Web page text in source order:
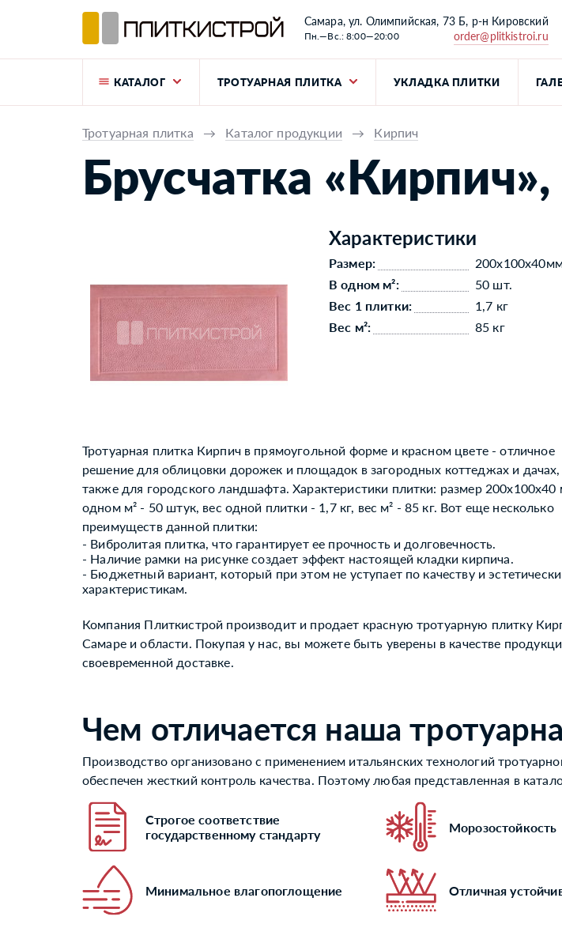
Самара, ул. Олимпийская, 73 Б, р-н Кировский
Пн.—Вс.: 8:00—20:00 order@plitkistroi.ru
КАТАЛОГ ТРОТУАРНАЯ ПЛИТКА УКЛАДКА ПЛИТКИ
Тротуарная плитка → Каталог продукции → Кирпич
Брусчатка
Характеристики
Размер:
В одном м²:
50 шт.
Вес 1 плитки:
1,7 кг
Вес м²:
85 кг
Тротуарная плитка Кирпич в прямоугольной форме и красном цвете - отличное
решение для облицовки дорожек и площадок в загородных коттеджах и дачах,
также для городского ландшафта. Характеристики плитки: размер 200x100x40
одном м² - 50 штук, вес одной плитки - 1,7 кг, вес м² - 85 кг. Вот еще несколько
преимуществ данной плитки:
- Вибролитая плитка, что гарантирует ее прочность и долговечность.
- Наличие рамки на рисунке создает эффект настоящей кладки кирпича.
- Бюджетный вариант, который при этом не уступает по качеству и
характеристикам.
Компания Плиткистрой производит и продает красную тротуарную плитку
Самаре и области. Покупая у нас, вы можете быть уверены в качестве
своевременной доставке.
Чем отличается наша
Производство организовано с применением итальянских технологий
обеспечен жесткий контроль качества. Поэтому любая представленная в
Строгое соответствие
государственному стандарту
Морозостойкость
Минимальное влагопоглощение Отличная